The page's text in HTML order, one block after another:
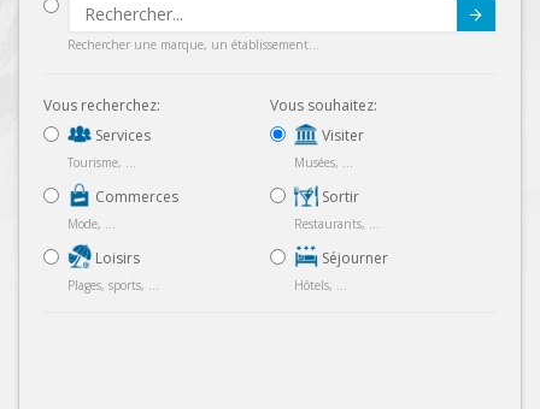
Rechercher une marque, un établissement...
Vous recherchez:
Services
Tourisme, ...
Commerces
Mode, ...
Loisirs
Plages, sports, ...
Vous souhaitez:
Visiter
Musées, ...
Sortir
Restaurants, ...
Séjourner
Hôtels, ...